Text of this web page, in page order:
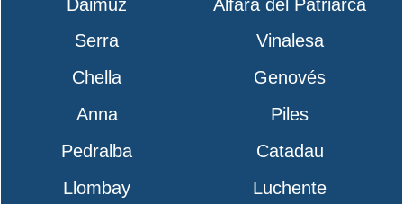
Daimuz
Alfara del Patriarca
Serra
Vinalesa
Chella
Genovés
Anna
Piles
Pedralba
Catadau
Llombay
Luchente